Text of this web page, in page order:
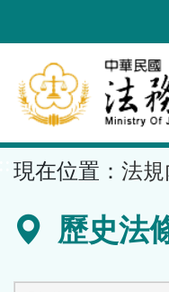
到
要
內
容
區
現在位置： 法規
歷史法